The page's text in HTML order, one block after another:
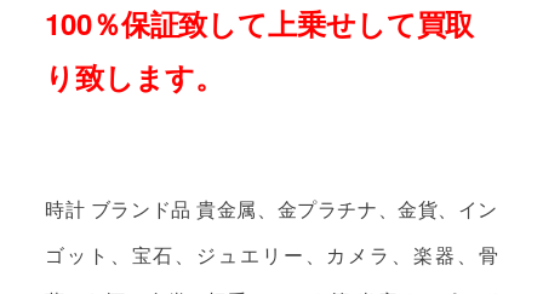
100％保証致して上乗せして買取
り致します。
時計 ブランド品 貴金属、金プラチナ、金貨、イン
ゴット、宝石、ジュエリー、カメラ、楽器、骨